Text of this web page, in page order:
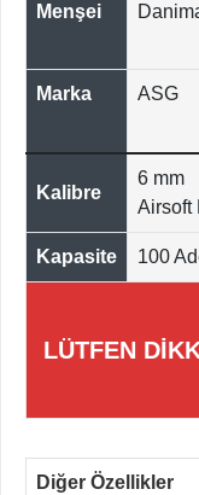
Menşei
Marka ASG
Kalibre
6 mm
Airsoft
Kapasite 100
LÜTFEN
Diğer Özellikler